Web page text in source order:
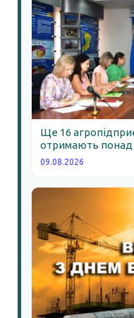
Ще 16
отримають понад
09.08.2026